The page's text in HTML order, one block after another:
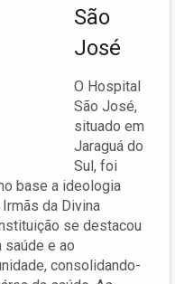
São
José
O Hospital
São José,
situado em
Jaraguá do
Sul, foi
base a ideologia
da Divina
se destacou
saúde e ao
consolidando-